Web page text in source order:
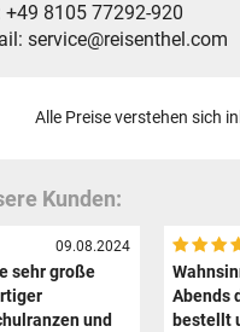
77292-920
Alle Preise verstehen sich
Kunden:
09.08.2024
sehr große
und
Abends
bestellt